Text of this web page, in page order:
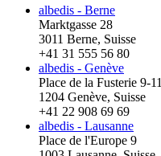
albedis - Berne
Marktgasse 28
3011 Berne, Suisse
+41 31 555 56 80
albedis - Genève
Place de la Fusterie 9-11
1204 Genève, Suisse
+41 22 908 69 69
albedis - Lausanne
Place de l'Europe 9